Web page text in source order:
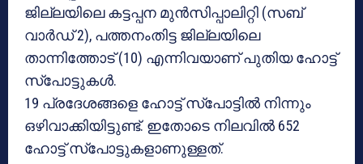
ജില്ലയിലെ കട്ടപ്പന മുന്‍സിപ്പാലിറ്റി (സബ്
വാര്‍ഡ് 2), പത്തനംതിട്ട ജില്ലയിലെ
താന്നിത്തോട് (10) എന്നിവയാണ് പുതിയ ഹോട്ട്
സ്‌പോട്ടുകള്‍.
19 പ്രദേശങ്ങളെ ഹോട്ട് സ്‌പോട്ടില്‍ നിന്നും
ഒഴിവാക്കിയിട്ടുണ്ട്. ഇതോടെ നിലവില്‍ 652
ഹോട്ട് സ്‌പോട്ടുകളാണുള്ളത്.